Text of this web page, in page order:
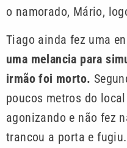
o namorado, Mário,
Tiago ainda fez uma
uma melancia para
irmão foi morto.
poucos metros do
agonizando e não fez
trancou a porta e